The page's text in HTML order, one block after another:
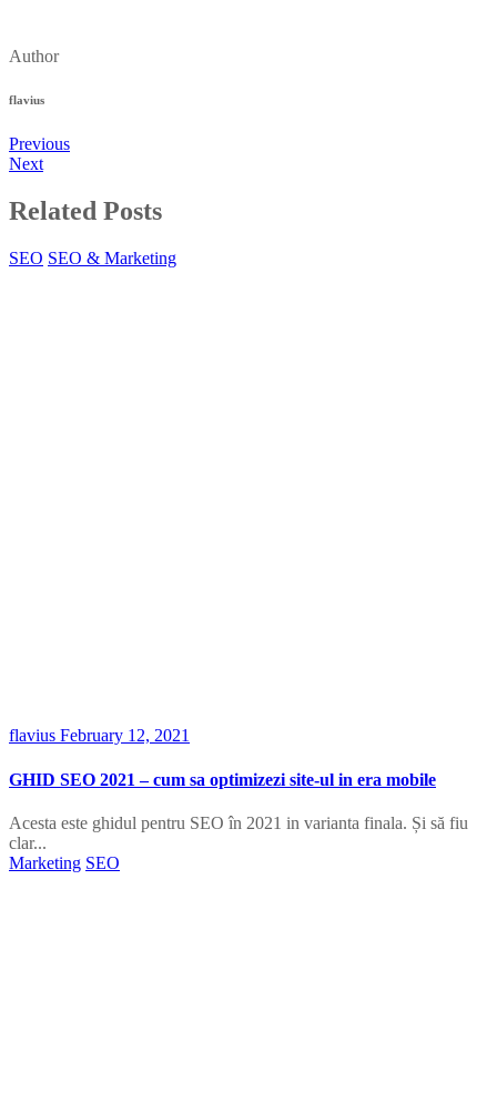
Author
flavius
Previous
Next
Related Posts
SEO SEO & Marketing
flavius February 12, 2021
GHID SEO 2021 – cum sa optimizezi site-ul in era mobile
Acesta este ghidul pentru SEO în 2021 in varianta finala. Și să fiu
clar...
Marketing SEO